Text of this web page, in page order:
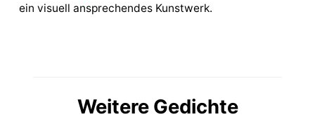
ein visuell ansprechendes Kunstwerk.
Weitere Gedichte